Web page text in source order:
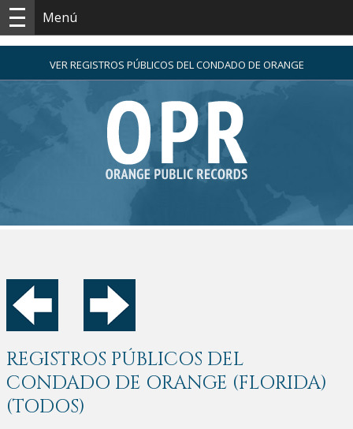
Menú
VER REGISTROS PÚBLICOS DEL CONDADO DE ORANGE
REGISTROS PÚBLICOS DEL
CONDADO DE ORANGE (FLORIDA)
(TODOS)